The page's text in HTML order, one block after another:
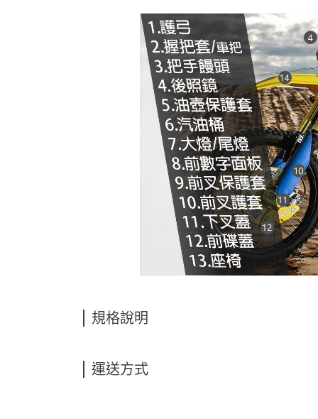
規格說明
運送方式